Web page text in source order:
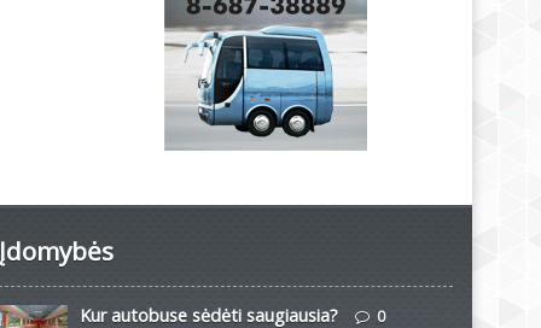
Įdomybės
Kur autobuse sėdėti saugiausia? 0